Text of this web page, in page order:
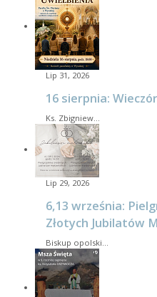
Lip 31, 2026
16 sierpnia:
Ks. Zbigniew…
Lip 29, 2026
6,13 września:
Złotych Jubilatów
Biskup opolski…